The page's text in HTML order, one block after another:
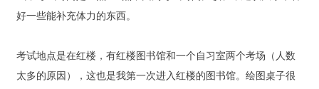
好一些能补充体力的东西。
考试地点是在红楼，有红楼图书馆和一个自习室两个考场（人数
太多的原因），这也是我第一次进入红楼的图书馆。绘图桌子很